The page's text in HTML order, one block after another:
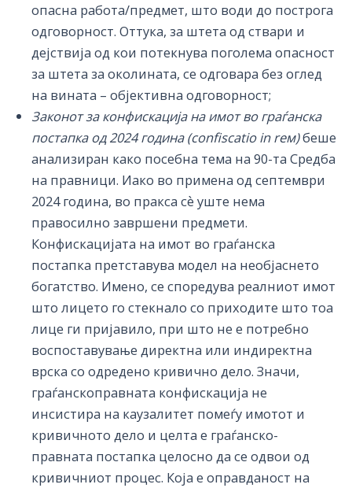
опасна работа/предмет, што води до построга
одговорност. Оттука, за штета од ствари и
дејствија од кои потекнува поголема опасност
за штета за околината, се одговара без оглед
на вината – објективна одговорност;
Законот за конфискација на имот во граѓанска
постапка од 2024 година (confiscatio in reм)беше
анализиран како посебна тема на 90-та Средба
на правници. Иако во примена од септември
2024 година, во пракса сѐ уште нема
правосилно завршени предмети.
Конфискацијата на имот во граѓанска
постапка претставува модел на необјаснето
богатство. Имено, се споредува реалниот имот
што лицето го стекнало со приходите што тоа
лице ги пријавило, при што не е потребно
воспоставување директна или индиректна
врска со одредено кривично дело. Значи,
граѓанскоправната конфискација не
инсистира на каузалитет помеѓу имотот и
кривичното дело и целта е граѓанско-
правната постапка целосно да се одвои од
кривичниот процес. Која е оправданост на